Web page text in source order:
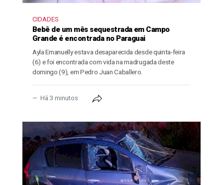
CIDADES
Bebê de um mês sequestrada em Campo
Grande é encontrada no Paraguai
Ayla Emanuelly estava desaparecida desde quinta-feira
(6) e foi encontrada com vida na madrugada deste
domingo (9), em Pedro Juan Caballero.
Há 3 minutos